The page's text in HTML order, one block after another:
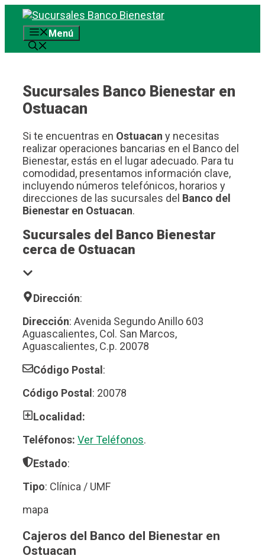
Saltar
contenidoMenú
Sucursales Banco Bienestar en
Ostuacan
Si te encuentras en Ostuacan y necesitas
realizar operaciones bancarias en el Banco del
Bienestar, estás en el lugar adecuado. Para tu
comodidad, presentamos información clave,
incluyendo números telefónicos, horarios y
direcciones de las sucursales del Banco del
Bienestar en Ostuacan.
Sucursales del Banco Bienestar
cerca de Ostuacan
Dirección:
Dirección: Avenida Segundo Anillo 603
Aguascalientes, Col. San Marcos,
Aguascalientes, C.p. 20078
Código Postal :
Código Postal : 20078
Localidad:
Teléfonos: Ver Teléfonos.
Estado:
Tipo: Clínica / UMF
mapa
Cajeros del Banco del Bienestar en
Ostuacan